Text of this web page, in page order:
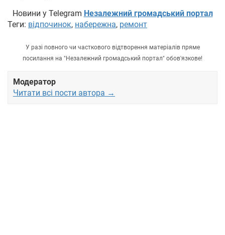
Новини у Telegram Незалежний громадський портал
Теги: відпочинок, набережна, ремонт
У разі повного чи часткового відтворення матеріалів пряме
посилання на "Незалежний громадський портал" обов'язкове!
Модератор
Читати всі пости автора →